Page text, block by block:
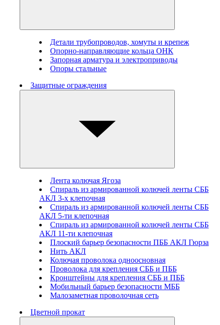
Детали трубопроводов, хомуты и крепеж
Опорно-направляющие кольца ОНК
Запорная арматура и электроприводы
Опоры стальные
Защитные ограждения
Лента колючая Ягоза
Спираль из армированной колючей ленты СББ
АКЛ 3-х клепочная
Спираль из армированной колючей ленты СББ
АКЛ 5-ти клепочная
Спираль из армированной колючей ленты СББ
АКЛ 11-ти клепочная
Плоский барьер безопасности ПББ АКЛ Гюрза
Нить АКЛ
Колючая проволока одноосновная
Проволока для крепления СББ и ПББ
Кронштейны для крепления СББ и ПББ
Мобильный барьер безопасности МББ
Малозаметная проволочная сеть
Цветной прокат